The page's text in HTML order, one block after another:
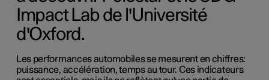
Impact Lab de l'Université
d'Oxford.
Les performances automobiles se mesurent en chiffres:
puissance, accélération, temps au tour. Ces indicateurs